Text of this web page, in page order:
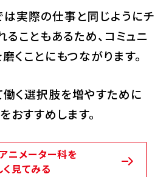
は実際の仕事と同じようにチ
こともあるため、コミュニ
くことにもつながります。
く選択肢を増やすために
おすすめします。
ニメーター科を
く見てみる